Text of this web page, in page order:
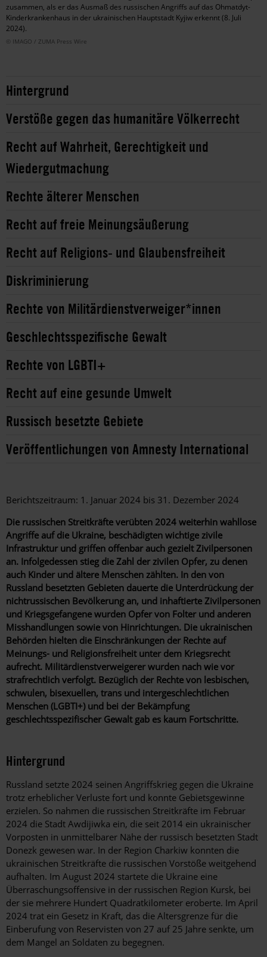
zusammen, als er das Ausmaß des russischen Angriffs auf das Ohmatdyt-
Kinderkrankenhaus in der ukrainischen Hauptstadt Kyjiw erkennt (8. Juli
2024).
© IMAGO / ZUMA Press Wire
Hintergrund
Verstöße gegen das humanitäre Völkerrecht
Recht auf Wahrheit, Gerechtigkeit und
Wiedergutmachung
Rechte älterer Menschen
Recht auf freie Meinungsäußerung
Recht auf Religions- und Glaubensfreiheit
Diskriminierung
Rechte von Militärdienstverweiger*innen
Geschlechtsspezifische Gewalt
Rechte von LGBTI+
Recht auf eine gesunde Umwelt
Russisch besetzte Gebiete
Veröffentlichungen von Amnesty International
Berichtszeitraum: 1. Januar 2024 bis 31. Dezember 2024
Die russischen Streitkräfte verübten 2024 weiterhin wahllose
Angriffe auf die Ukraine, beschädigten wichtige zivile
Infrastruktur und griffen offenbar auch gezielt Zivilpersonen
an. Infolgedessen stieg die Zahl der zivilen Opfer, zu denen
auch Kinder und ältere Menschen zählten. In den von
Russland besetzten Gebieten dauerte die Unterdrückung der
nichtrussischen Bevölkerung an, und inhaftierte Zivilpersonen
und Kriegsgefangene wurden Opfer von Folter und anderen
Misshandlungen sowie von Hinrichtungen. Die ukrainischen
Behörden hielten die Einschränkungen der Rechte auf
Meinungs- und Religionsfreiheit unter dem Kriegsrecht
aufrecht. Militärdienstverweigerer wurden nach wie vor
strafrechtlich verfolgt. Bezüglich der Rechte von lesbischen,
schwulen, bisexuellen, trans und intergeschlechtlichen
Menschen (LGBTI+) und bei der Bekämpfung
geschlechtsspezifischer Gewalt gab es kaum Fortschritte.
Hintergrund
Russland setzte 2024 seinen Angriffskrieg gegen die Ukraine
trotz erheblicher Verluste fort und konnte Gebietsgewinne
erzielen. So nahmen die russischen Streitkräfte im Februar
2024 die Stadt Awdijiwka ein, die seit 2014 ein ukrainischer
Vorposten in unmittelbarer Nähe der russisch besetzten Stadt
Donezk gewesen war. In der Region Charkiw konnten die
ukrainischen Streitkräfte die russischen Vorstöße weitgehend
aufhalten. Im August 2024 startete die Ukraine eine
Überraschungsoffensive in der russischen Region Kursk, bei
der sie mehrere Hundert Quadratkilometer eroberte. Im April
2024 trat ein Gesetz in Kraft, das die Altersgrenze für die
Einberufung von Reservisten von 27 auf 25 Jahre senkte, um
dem Mangel an Soldaten zu begegnen.